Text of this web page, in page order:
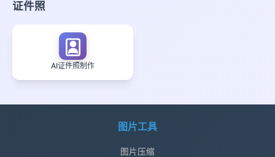
证件照
AI证件照制作
图片工具
图片压缩